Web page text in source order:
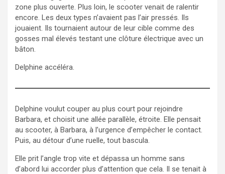
zone plus ouverte. Plus loin, le scooter venait de ralentir
encore. Les deux types n’avaient pas l’air pressés. Ils
jouaient. Ils tournaient autour de leur cible comme des
gosses mal élevés testant une clôture électrique avec un
bâton.
Delphine accéléra.
Delphine voulut couper au plus court pour rejoindre
Barbara, et choisit une allée parallèle, étroite. Elle pensait
au scooter, à Barbara, à l’urgence d’empêcher le contact.
Puis, au détour d’une ruelle, tout bascula.
Elle prit l’angle trop vite et dépassa un homme sans
d’abord lui accorder plus d’attention que cela. Il se tenait à